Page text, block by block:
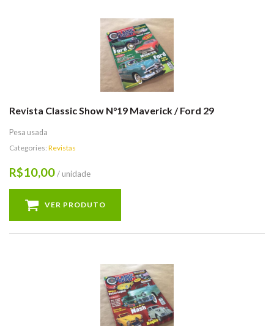
Revista Classic Show N°19 Maverick / Ford 29
Pesa usada
Categories: Revistas
R$10,00/ unidade
VER PRODUTO